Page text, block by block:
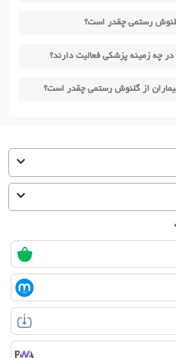
رستمی چقدر است؟
چه زمینه پزشکی فعالیت دارند؟
از گلنوش رستمی چقدر است؟